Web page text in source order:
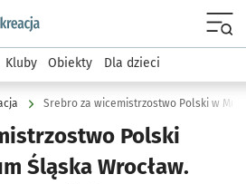
podserwis: Sport i rekreacja
Kluby Obiekty Dla dzieci
Srebro za wicemistrzostwo Polski w
Polski
Śląska Wrocław.